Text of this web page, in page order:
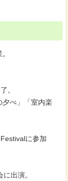
。
べ」「室内楽
に参加
出演。